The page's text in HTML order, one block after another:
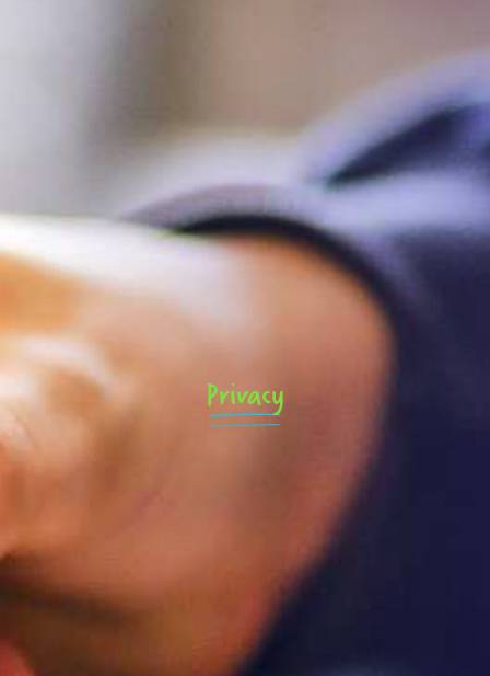
Privacy